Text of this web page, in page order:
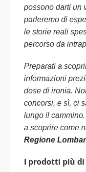
possono darti un
parleremo di
le storie reali
percorso da
Preparati a
informazioni
dose di ironia.
concorsi, e sì, ci
lungo il
a scoprire come
Regione
I prodotti più di